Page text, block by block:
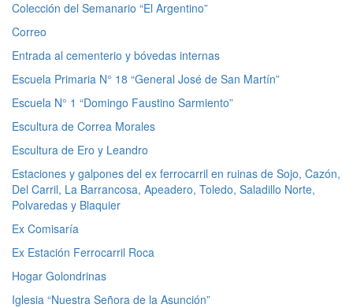
Colección del Semanario “El Argentino”
Correo
Entrada al cementerio y bóvedas internas
Escuela Primaria N° 18 “General José de San Martín”
Escuela N° 1 “Domingo Faustino Sarmiento”
Escultura de Correa Morales
Escultura de Ero y Leandro
Estaciones y galpones del ex ferrocarril en ruinas de Sojo, Cazón,
Del Carril, La Barrancosa, Apeadero, Toledo, Saladillo Norte,
Polvaredas y Blaquier
Ex Comisaría
Ex Estación Ferrocarril Roca
Hogar Golondrinas
Iglesia “Nuestra Señora de la Asunción”